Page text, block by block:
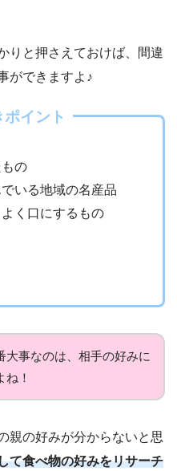
りと押さえておけば、間違
ができますよ♪
イント
の
いる地域の名産品
く口にするもの
大事なのは、相手の好みに
ね！
親の好みが分からないと思
て食べ物の好みをリサーチ